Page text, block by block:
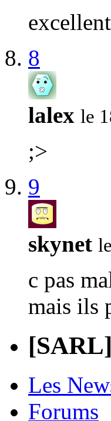
excellent
8
lalex le
;>
9
skynet
c pas
mais ils
Les
Forums